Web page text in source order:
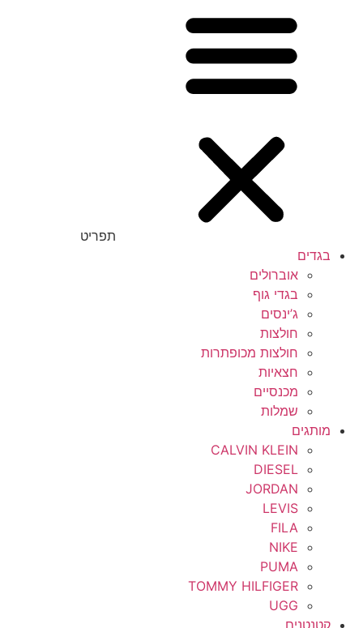
תפריט
בגדים
אוברולים
בגדי גוף
ג’ינסים
חולצות
חולצות מכופתרות
חצאיות
מכנסיים
שמלות
מותגים
CALVIN KLEIN
DIESEL
JORDAN
LEVIS
FILA
NIKE
PUMA
TOMMY HILFIGER
UGG
קטנטנים